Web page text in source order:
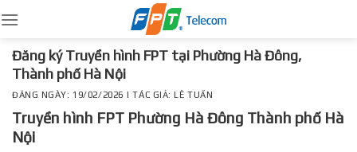
to
content
Đăng ký Truyền hình FPT tại Phường Hà Đông,
Thành phố Hà Nội
ĐĂNG NGÀY: 19/02/2026 | TÁC GIẢ: LÊ TUẤN
Truyền hình FPT Phường Hà Đông Thành phố Hà
Nội